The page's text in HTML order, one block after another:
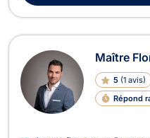
Maître
5 (1 avis)
Répond